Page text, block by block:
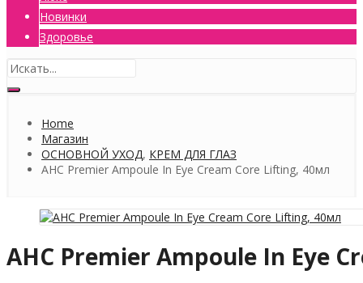
Новинки
Здоровье
Home
Магазин
ОСНОВНОЙ УХОД, КРЕМ ДЛЯ ГЛАЗ
AHC Premier Ampoule In Eye Cream Core Lifting, 40мл
AHC Premier Ampoule In Eye